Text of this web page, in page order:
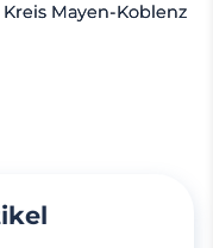
Mayen-Koblenz